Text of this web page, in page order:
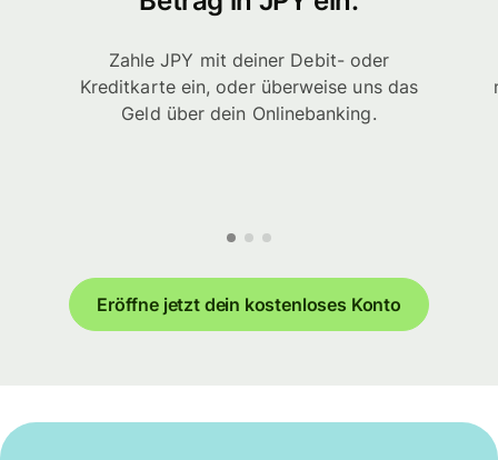
Zahle JPY mit deiner Debit- oder
Kreditkarte ein, oder überweise uns das
Geld über dein Onlinebanking.
Eröffne jetzt dein kostenloses Konto